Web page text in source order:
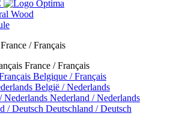
France / Français
France / Français
Belgique / Français
België / Nederlands
Nederland / Nederlands
Deutschland / Deutsch